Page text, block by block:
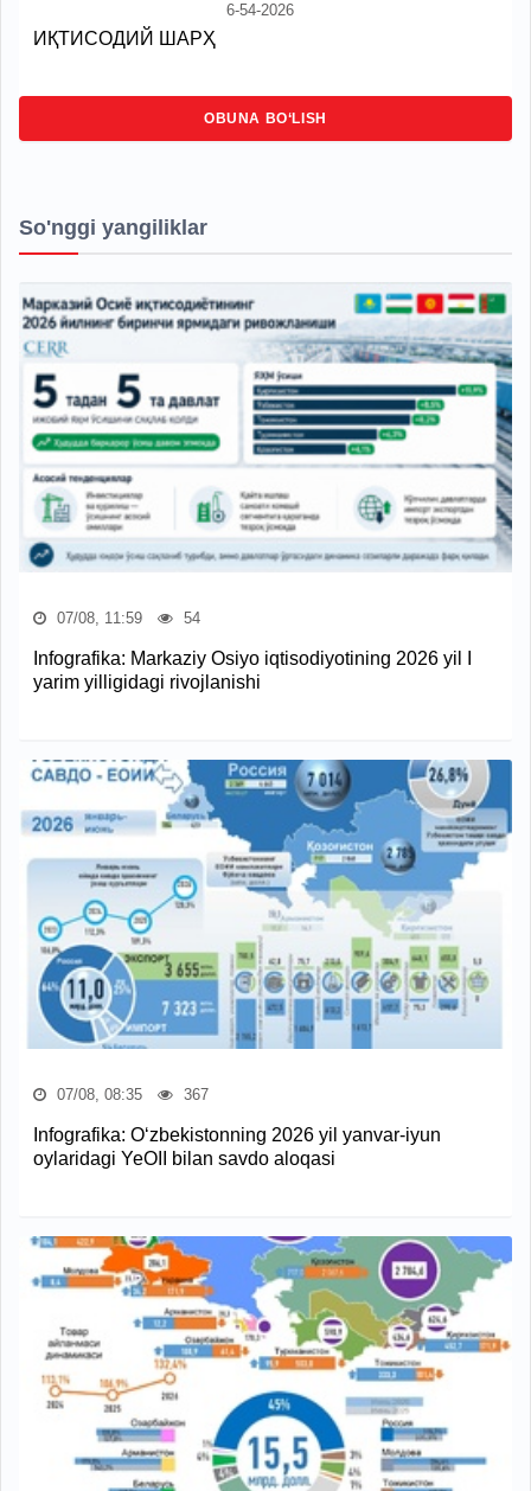
6-54-2026
ИҚТИСОДИЙ ШАРҲ
OBUNA BO‘LISH
So'nggi yangiliklar
07/08, 11:59 54
Infografika: Markaziy Osiyo iqtisodiyotining 2026 yil I
yarim yilligidagi rivojlanishi
07/08, 08:35 367
Infografika: O‘zbekistonning 2026 yil yanvar-iyun
oylaridagi YeOII bilan savdo aloqasi